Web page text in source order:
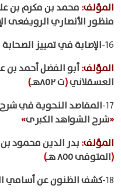
المؤلف:محمد بن مكرم بن
منظور الأنصاري الرويفعى
16- الإصابة في تمييز الصحابة
المؤلف:أبو الفضل أحمد
العسقلاني(ت ٨٥٢هـ
)
17- المقاصد النحوية في
«شرح الشواهد الكبرى»
المؤلف: بدر الدين محمود
(المتوفى ٨٥٥ هـ
)
18- كشف الظنون عن أسامي